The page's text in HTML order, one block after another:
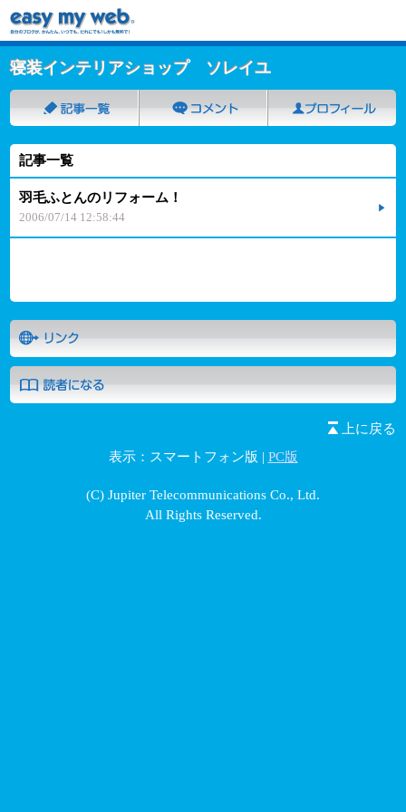
寝装インテリアショップ ソレイユ
記事一覧
羽毛ふとんのリフォーム！
2006/07/14 12:58:44
上に戻る
表示：スマートフォン版 | PC版
(C) Jupiter Telecommunications Co., Ltd.
All Rights Reserved.